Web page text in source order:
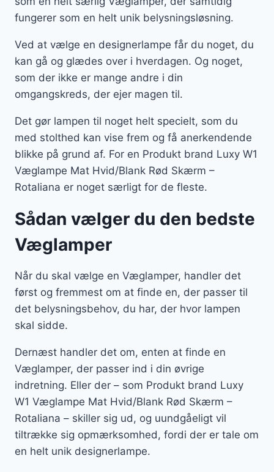
fungerer som en helt unik belysningsløsning.
Ved at vælge en designerlampe får du noget, du
kan gå og glædes over i hverdagen. Og noget,
som der ikke er mange andre i din
omgangskreds, der ejer magen til.
Det gør lampen til noget helt specielt, som du
med stolthed kan vise frem og få anerkendende
blikke på grund af. For en Produkt brand Luxy W1
Væglampe Mat Hvid/Blank Rød Skærm –
Rotaliana er noget særligt for de fleste.
Sådan vælger du den bedste
Væglamper
Når du skal vælge en Væglamper, handler det
først og fremmest om at finde en, der passer til
det belysningsbehov, du har, der hvor lampen
skal sidde.
Dernæst handler det om, enten at finde en
Væglamper, der passer ind i din øvrige
indretning. Eller der – som Produkt brand Luxy
W1 Væglampe Mat Hvid/Blank Rød Skærm –
Rotaliana – skiller sig ud, og uundgåeligt vil
tiltrække sig opmærksomhed, fordi der er tale om
en helt unik designerlampe.